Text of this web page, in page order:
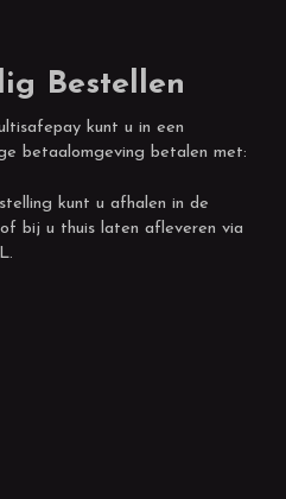
Bestellen
kunt u in een
betaalomgeving betalen met:
kunt u afhalen in de
bij u thuis laten afleveren via